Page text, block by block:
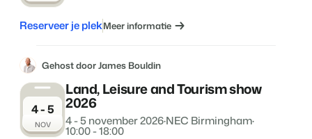
Reserveer je plekMeer informatie
Gehost door James Bouldin
4 - 5
NOV
Land, Leisure and Tourism show
2026
4 - 5 november 2026·NEC Birmingham·
10:00 - 18:00